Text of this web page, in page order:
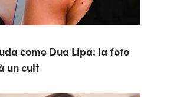
come Dua Lipa: la foto
un cult